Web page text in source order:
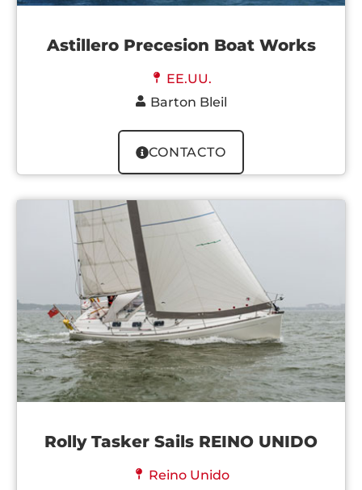
Astillero Precesion Boat Works
EE.UU.
Barton Bleil
CONTACTO
Rolly Tasker Sails REINO UNIDO
Reino Unido